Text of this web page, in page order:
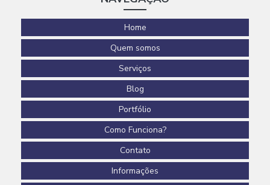
Projeto arquitetônico preço
Projeto arquitetônico preço por metro quadrado
Projeto arquitetônico quanto custa
Projeto arquitetônico residencial completo
Reforma comercial construtora
Reforma comercial engenharia
Home
Quem somos
Serviços
Blog
Portfólio
Como Funciona?
Contato
Informações